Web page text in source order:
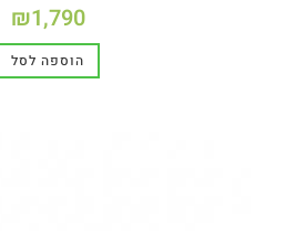
₪1,790
הוספה לסל